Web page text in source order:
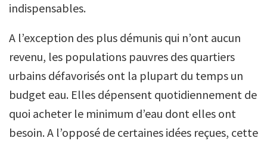
indispensables.
A l’exception des plus démunis qui n’ont aucun
revenu, les populations pauvres des quartiers
urbains défavorisés ont la plupart du temps un
budget eau. Elles dépensent quotidiennement de
quoi acheter le minimum d’eau dont elles ont
besoin. A l’opposé de certaines idées reçues, cette